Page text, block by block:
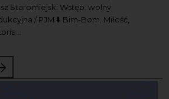
Staromiejski Wstęp: wolny
/ PJM ⬇️ Bim-Bom. Miłość,
mieści się…” Bim-Bom.